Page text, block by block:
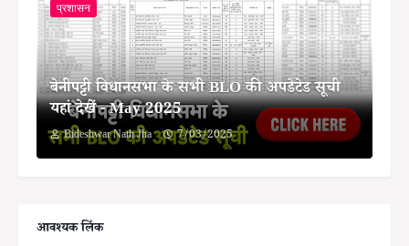
प्रशासन
बेनीपट्टी विधानसभा के सभी BLO की अपडेटेड सूची
यहां देखें - May 2025
Bideshwar Nath Jha 7/03/2025
आवश्यक लिंक